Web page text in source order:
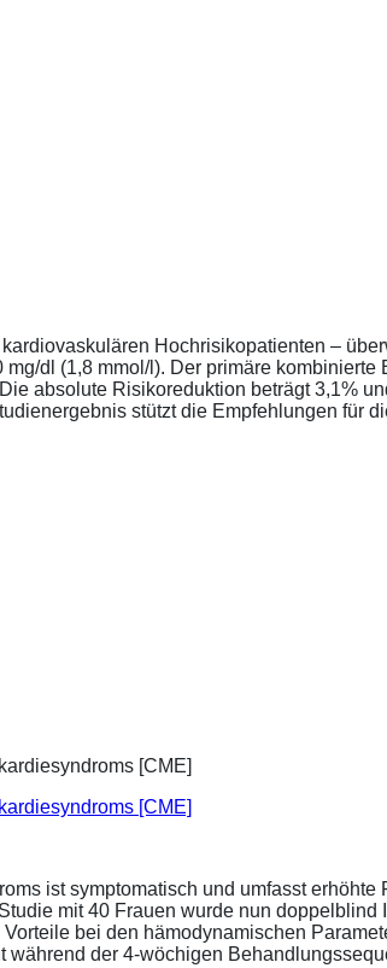
Hochrisikopatienten –
dl (1,8 mmol/l). Der primäre
absolute Risikoreduktion beträgt 3,1%
stützt die Empfehlungen für
[CME]
ist symptomatisch und umfasst
mit 40 Frauen wurde nun
bei den hämodynamischen
der 4-wöchigen